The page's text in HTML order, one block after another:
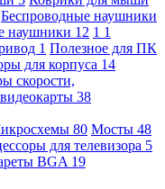
Беспроводные наушники
наушники 12 1 1
1 Полезное для ПК
для корпуса 14
скорости,
38
80 Мосты 48
для телевизора 5
BGA 19